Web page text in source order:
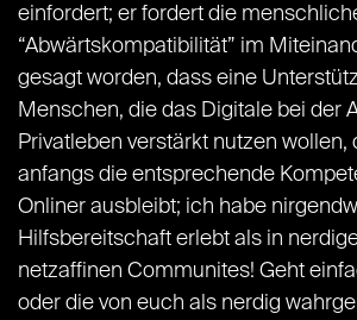
einfordert; er fordert die
“Abwärtskompatibilität” im
gesagt worden, dass eine
Menschen, die das Digitale bei der
Privatleben verstärkt nutzen wollen,
anfangs die entsprechende
Onliner ausbleibt; ich habe
Hilfsbereitschaft erlebt als in
netzaffinen Communites! Geht
oder die von euch als nerdig